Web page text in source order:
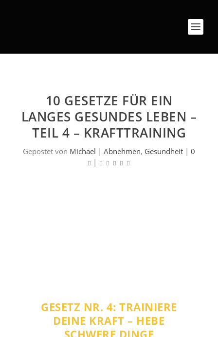
10 GESETZE FÜR EIN
LANGES GESUNDES LEBEN –
TEIL 4 – KRAFTTRAINING
Gepostet von Michael | Abnehmen, Gesundheit | 0
|
GESETZ NR. 4: TRAINIERE
DEINE KRAFT – HEBE
SCHWERE DINGE